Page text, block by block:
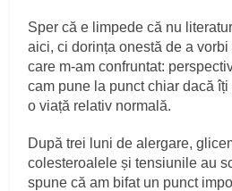
Sper că e limpede că nu
aici, ci dorința onestă de a
care m-am confruntat:
cam pune la punct chiar dacă
o viață relativ normală.
După trei luni de alergare,
colesteroalele și tensiunile au
spune că am bifat un punct